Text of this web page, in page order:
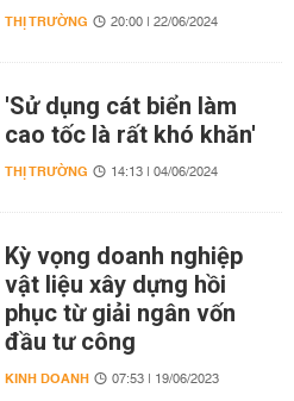
THỊ TRƯỜNG 20:00 | 22/06/2024
'Sử dụng cát biển làm
cao tốc là rất khó khăn'
THỊ TRƯỜNG 14:13 | 04/06/2024
Kỳ vọng doanh nghiệp
vật liệu xây dựng hồi
phục từ giải ngân vốn
đầu tư công
KINH DOANH 07:53 | 19/06/2023